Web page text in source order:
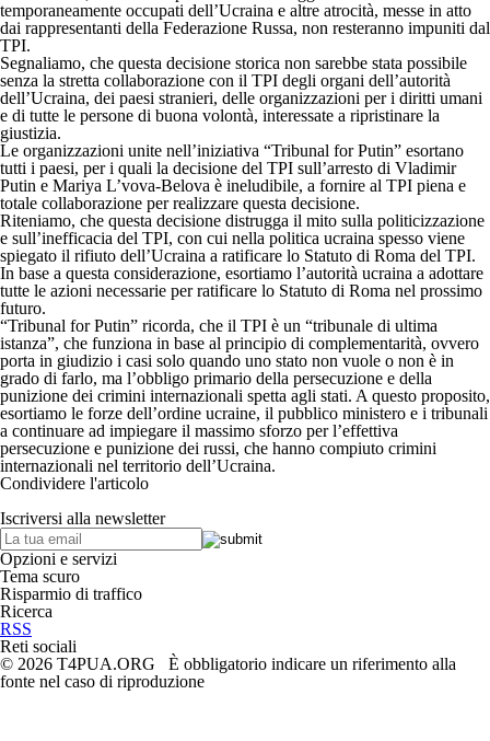
temporaneamente occupati dell’Ucraina e altre atrocità, messe in atto
dai rappresentanti della Federazione Russa, non resteranno impuniti dal
TPI.
Segnaliamo, che questa decisione storica non sarebbe stata possibile
senza la stretta collaborazione con il TPI degli organi dell’autorità
dell’Ucraina, dei paesi stranieri, delle organizzazioni per i diritti umani
e di tutte le persone di buona volontà, interessate a ripristinare la
giustizia.
Le organizzazioni unite nell’iniziativa “Tribunal for Putin” esortano
tutti i paesi, per i quali la decisione del TPI sull’arresto di Vladimir
Putin e Mariya L’vova-Belova è ineludibile, a fornire al TPI piena e
totale collaborazione per realizzare questa decisione.
Riteniamo, che questa decisione distrugga il mito sulla politicizzazione
e sull’inefficacia del TPI, con cui nella politica ucraina spesso viene
spiegato il rifiuto dell’Ucraina a ratificare lo Statuto di Roma del TPI.
In base a questa considerazione, esortiamo l’autorità ucraina a adottare
tutte le azioni necessarie per ratificare lo Statuto di Roma nel prossimo
futuro.
“Tribunal for Putin” ricorda, che il TPI è un “tribunale di ultima
istanza”, che funziona in base al principio di complementarità, ovvero
porta in giudizio i casi solo quando uno stato non vuole o non è in
grado di farlo, ma l’obbligo primario della persecuzione e della
punizione dei crimini internazionali spetta agli stati. A questo proposito,
esortiamo le forze dell’ordine ucraine, il pubblico ministero e i tribunali
a continuare ad impiegare il massimo sforzo per l’effettiva
persecuzione e punizione dei russi, che hanno compiuto crimini
internazionali nel territorio dell’Ucraina.
Condividere l'articolo
Iscriversi alla newsletter
Opzioni e servizi
Tema scuro
Risparmio di traffico
Ricerca
RSS
Reti sociali
© 2026 T4PUA.ORG È obbligatorio indicare un riferimento alla
fonte nel caso di riproduzione